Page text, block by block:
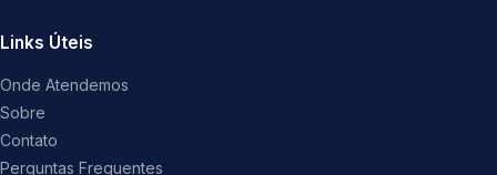
Links Úteis
Onde Atendemos
Sobre
Contato
Perguntas Frequentes